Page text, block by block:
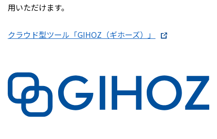
用いただけます。
クラウド型ツール「GIHOZ（ギホーズ）」